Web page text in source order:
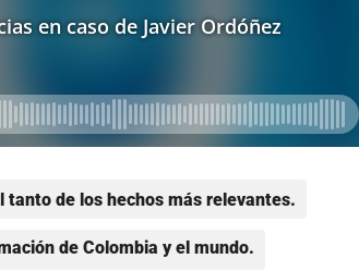
tanto de los hechos más relevantes.
de Colombia y el mundo.